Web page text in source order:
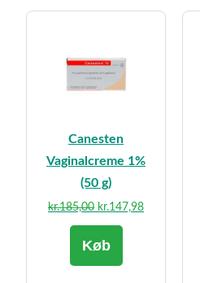
Canesten
Vaginalcreme 1%
(50 g)
kr.185,00 Den
oprindelige
pris
kr.147,98Den
Køb